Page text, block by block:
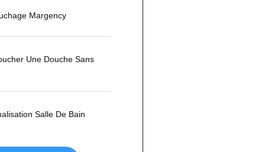
Margency
Une Douche Sans
Salle De Bain